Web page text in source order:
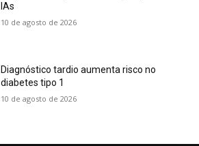
IAs
10 de agosto de 2026
Diagnóstico tardio aumenta risco no
diabetes tipo 1
10 de agosto de 2026